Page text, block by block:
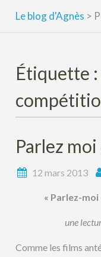
Le blog d'Agnès >
Étiquette
Parlez
12 mars 2013
« Parlez-moi
une
Comme les films